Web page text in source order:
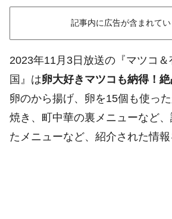
記事内に広告が含まれてい
2023年11月3日放送の『マツコ
国』は卵大好きマツコも納得！絶
卵のから揚げ、卵を15個も使っ
焼き、町中華の裏メニューなど
たメニューなど、紹介された情報